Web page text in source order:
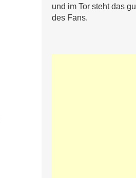
und im Tor steht das
des Fans.